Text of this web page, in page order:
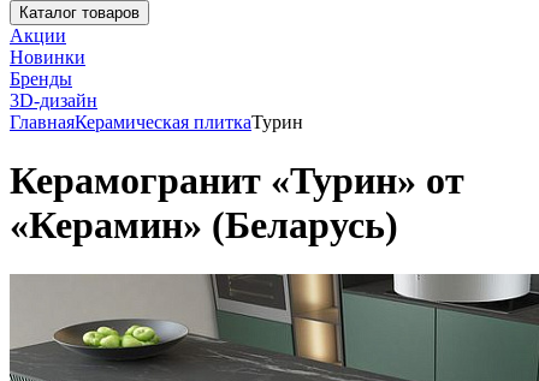
Каталог товаров
Акции
Новинки
Бренды
3D-дизайн
ГлавнаяКерамическая плиткаТурин
Керамогранит «Турин» от
«Керамин» (Беларусь)